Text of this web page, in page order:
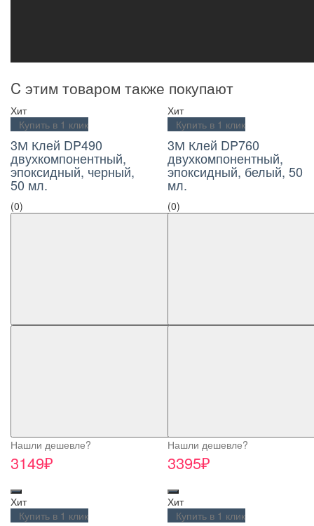
C этим товаром также покупают
Хит
Купить в 1 клик
3М Клей DP490
двухкомпонентный,
эпоксидный, черный,
50 мл.
(0)
Нашли дешевле?
3149₽
Хит
Купить в 1 клик
3М Клей DP760
двухкомпонентный,
эпоксидный, белый, 50
мл.
(0)
Нашли дешевле?
3395₽
Хит
Купить в 1 клик
Хит
Купить в 1 клик